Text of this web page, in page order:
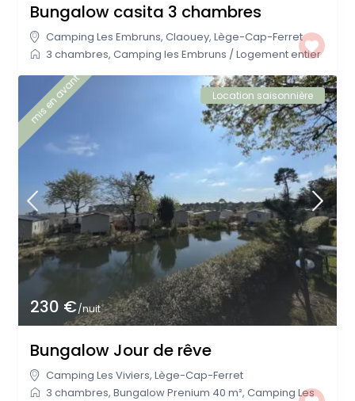
Bungalow casita 3 chambres
Camping Les Embruns,Claouey,Lège-Cap-Ferret
3 chambres,Camping les Embruns /Logement entier
230 €/nuit
mis en avant Location saisonnière
Bungalow Jour de rêve
Camping Les Viviers,Lège-Cap-Ferret
3 chambres,Bungalow Prenium 40 m²,Camping Les